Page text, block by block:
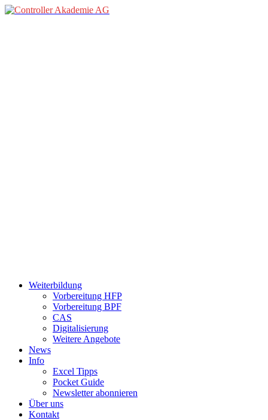
Wei­ter­bil­dung
Vor­be­rei­tung HFP
Vor­be­rei­tung BPF
CAS
Digi­ta­li­sie­rung
Wei­te­re Ange­bo­te
News
Info
Excel Tipps
Pocket Gui­de
News­let­ter abon­nie­ren
Über uns
Kon­takt